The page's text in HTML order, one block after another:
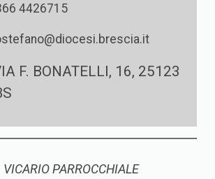
4426715
F. BONATELLI, 16, 25123
VICARIO PARROCCHIALE